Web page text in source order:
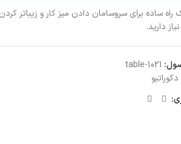
راه ساده برای سروسامان دادن میز کار و زیباتر
دارید.
table-1021
دکوراتیو